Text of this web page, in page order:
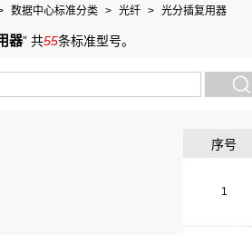
数据中心标准分类 > 光纤 > 光分插复用器
器” 共55条标准型号。
序号
1